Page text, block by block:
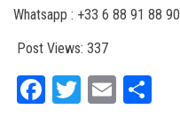
Whatsapp : +33 6 88 91 88 90
Post Views: 337
Fa T
E